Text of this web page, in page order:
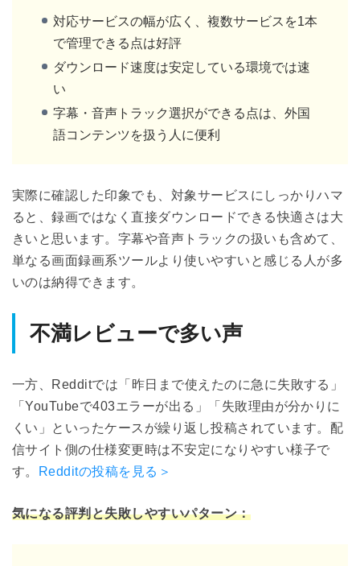
対応サービスの幅が広く、複数サービスを1本
で管理できる点は好評
ダウンロード速度は安定している環境では速
い
字幕・音声トラック選択ができる点は、外国
語コンテンツを扱う人に便利
実際に確認した印象でも、対象サービスにしっかりハマ
ると、録画ではなく直接ダウンロードできる快適さは大
きいと思います。字幕や音声トラックの扱いも含めて、
単なる画面録画系ツールより使いやすいと感じる人が多
いのは納得できます。
不満レビューで多い声
一方、Redditでは「昨日まで使えたのに急に失敗する」
「YouTubeで403エラーが出る」「失敗理由が分かりに
くい」といったケースが繰り返し投稿されています。配
信サイト側の仕様変更時は不安定になりやすい様子で
す。
Redditの投稿を見る＞
気になる評判と失敗しやすいパターン：